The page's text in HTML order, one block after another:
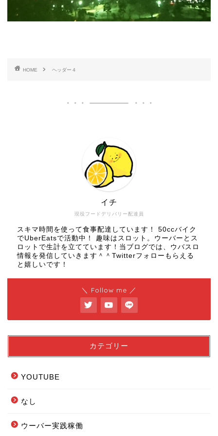
HOME ヘッダー４
現役フードデリバリー配達員
イチ
スキマ時間を使って食事配達しています！ 50ccバイク
でUberEatsで活動中！ 趣味はスロット。ウーバーとス
ロットで生計を立てています！当ブログでは、ウバスロ
情報を発信していきます＾＾Twitterフォローもらえる
と嬉しいです！
＼ Follow me ／
カテゴリー
YOUTUBE
なし
ウーバー実践稼働